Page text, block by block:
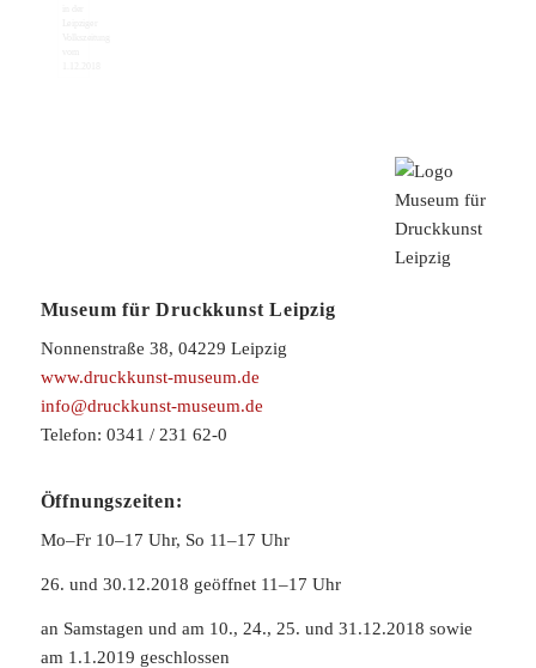
Museum für Druckkunst Leipzig
Nonnenstraße 38, 04229 Leipzig
www.druckkunst-museum.de
info@druckkunst-museum.de
Telefon: 0341 / 231 62-0
Öffnungszeiten:
Mo–Fr 10–17 Uhr, So 11–17 Uhr
26. und 30.12.2018 geöffnet 11–17 Uhr
an Samstagen und am 10., 24., 25. und 31.12.2018 sowie
am 1.1.2019 geschlossen